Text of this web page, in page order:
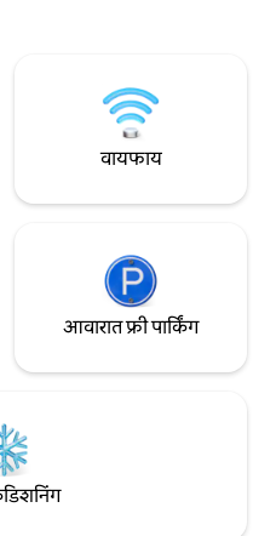
उघडी
बेड
गरम जकूझी
आराम
दोन्ही
आणि
उशी
आहेत,
वॉक-
पडते.
आणि कार्यक्षमता
करण्यासाठी एक
आदर्श कामाची जागा आहे. बेडरूममध्ये
बेड आणि एक मोठी
अँडालुसियन अंगण
वायफाय
आवारात फ्री पार्किंग